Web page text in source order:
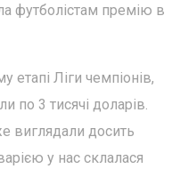
футболістам премію в
етапі Ліги чемпіонів,
по 3 тисячі доларів.
виглядали досить
у нас склалася